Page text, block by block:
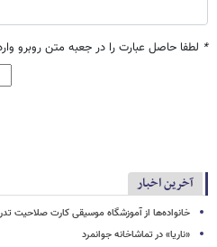
* لطفا حاصل عبارت را در جعبه متن روبرو
آخرین اخبار
خانواده‌ها از آموزشگاه موسیقی کارت صلاحیت
«ناریا» در تماشاخانه جوانمرد